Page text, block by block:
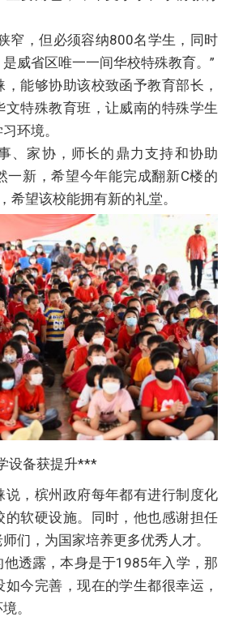
窄，但必须容纳800名学生，同时
威省区唯一一间华校特殊教育。”
能够协助该校致函予教育部长，
文特殊教育班，让威南的特殊学生
环境。
、家协，师长的鼎力支持和协助
一新，希望今年能完成翻新C楼的
希望该校能拥有新的礼堂。
设备获提升***
说，槟州政府每年都有进行制度化
的软硬设施。同时，他也感谢担任
们，为国家培养更多优秀人才。
透露，本身是于1985年入学，那
今完善，现在的学生都很幸运，
。